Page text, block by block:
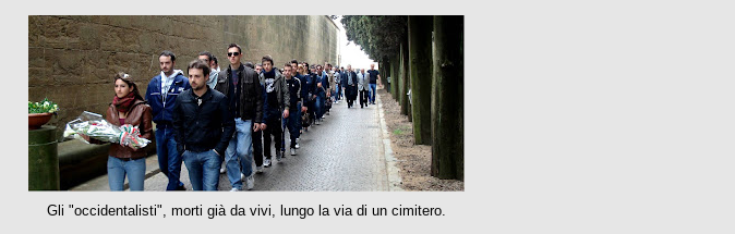
Gli "occidentalisti", morti già da vivi, lungo la via di un cimitero.